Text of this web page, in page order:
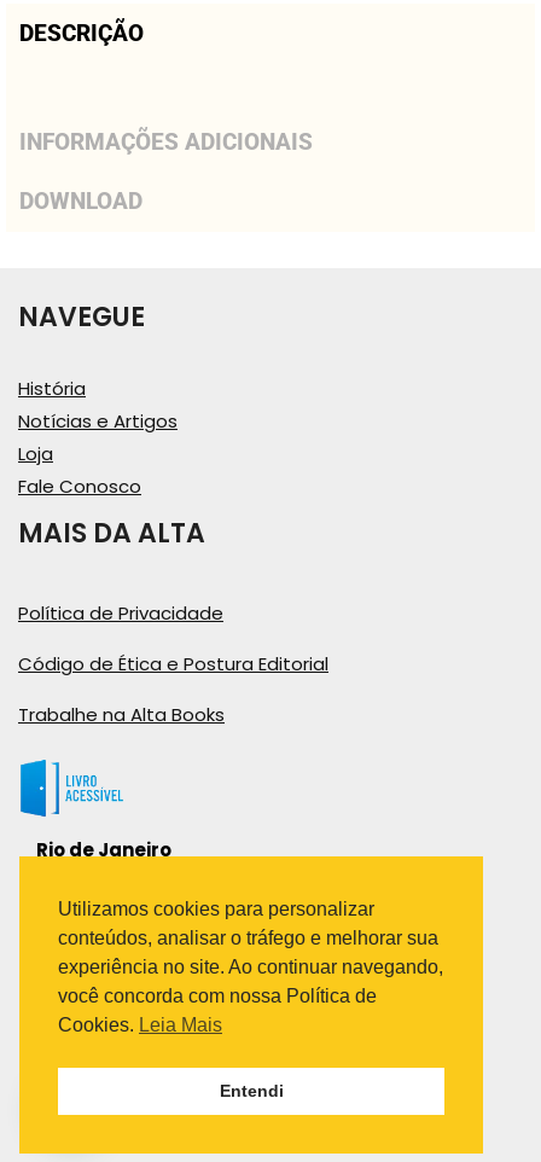
DESCRIÇÃO
INFORMAÇÕES ADICIONAIS
DOWNLOAD
NAVEGUE
História
Notícias e Artigos
Loja
Fale Conosco
MAIS DA ALTA
Política de Privacidade
Código de Ética e Postura Editorial
Trabalhe na Alta Books
Rio de Janeiro
Bairro Industrial do Jacaré
Rio de Janeiro – RJ – CEP: 20970-031
Telefone:
(21) 3278-8069
(21) 3995-7512
Avenida Paulista 1636 / sala 1407
Utilizamos cookies para personalizar
conteúdos, analisar o tráfego e melhorar sua
experiência no site. Ao continuar navegando,
você concorda com nossa Política de
Cookies. Leia Mais
Entendi